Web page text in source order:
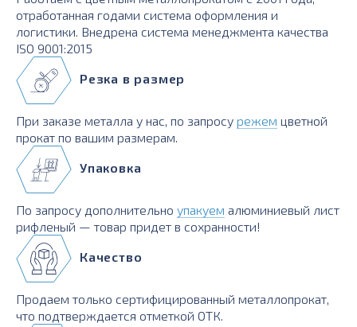
отработанная годами система оформления и
логистики. Внедрена система менеджмента качества
ISO 9001:2015
Резка в размер
При заказе металла у нас, по запросу режем цветной
прокат по вашим размерам.
Упаковка
По запросу дополнительно упакуем алюминиевый лист
рифленый — товар придет в сохранности!
Качество
Продаем только сертифицированный металлопрокат,
что подтверждается отметкой ОТК.